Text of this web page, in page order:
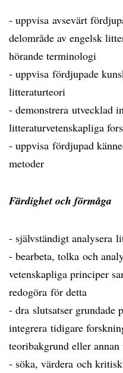
- uppvisa avsevärt
delområde av engelsk
hörande terminologi
- uppvisa fördjupade
litteraturteori
- demonstrera utvecklad
litteraturvetenskapliga
- uppvisa fördjupad
metoder
Färdighet och förmåga
- självständigt analysera
- bearbeta, tolka och
vetenskapliga principer
redogöra för detta
- dra slutsatser grundade
integrera tidigare
teoribakgrund eller
- söka, värdera och